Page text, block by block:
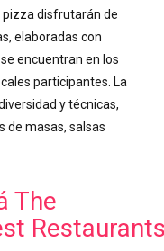
pizza disfrutarán de
elaboradas con
encuentran en los
participantes. La
y técnicas,
de masas, salsas
The